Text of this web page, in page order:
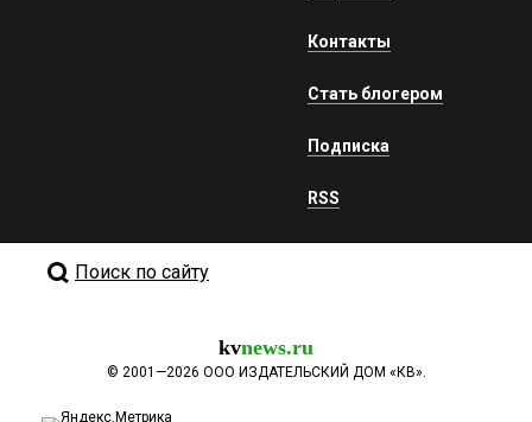
Контакты
Стать блогером
Подписка
RSS
Поиск по сайту
kvnews.ru
© 2001—2026 ООО ИЗДАТЕЛЬСКИЙ ДОМ «КВ».